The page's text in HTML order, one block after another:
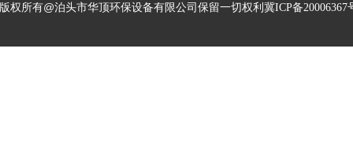
版权所有@泊头市华顶环保设备有限公司保留一切权利 冀ICP备20006367